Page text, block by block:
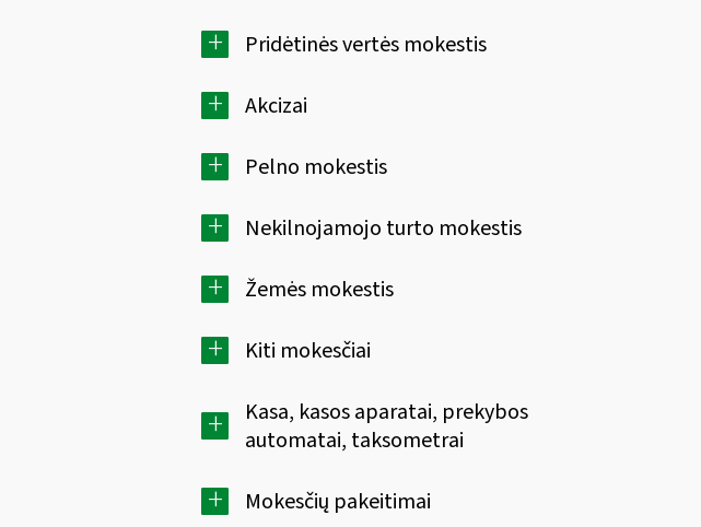
+ Pridėtinės vertės mokestis
+ Akcizai
+ Pelno mokestis
+ Nekilnojamojo turto mokestis
+ Žemės mokestis
+ Kiti mokesčiai
+
Kasa, kasos aparatai, prekybos
automatai, taksometrai
+ Mokesčių pakeitimai